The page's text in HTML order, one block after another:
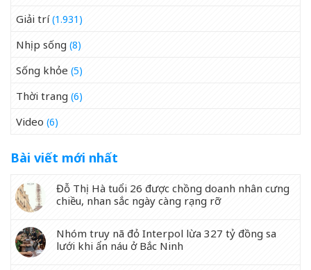
Giải trí(1.931)
Nhịp sống (8)
Sống khỏe (5)
Thời trang (6)
Video (6)
Bài viết mới nhất
Đỗ Thị Hà tuổi 26 được chồng doanh nhân cưng
chiều, nhan sắc ngày càng rạng rỡ
Nhóm truy nã đỏ Interpol lừa 327 tỷ đồng sa
lưới khi ẩn náu ở Bắc Ninh